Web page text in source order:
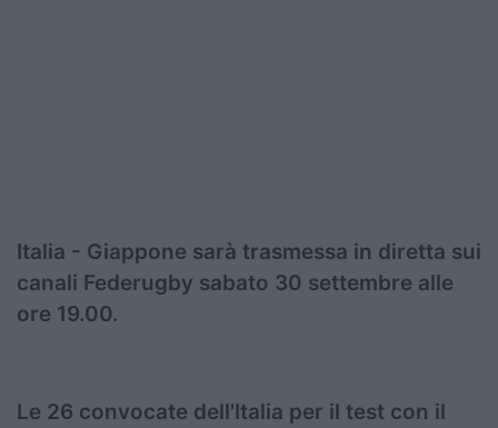
Italia - Giappone sarà trasmessa in diretta sui
canali Federugby sabato 30 settembre alle
ore 19.00.
Le 26 convocate dell'Italia per il test con il